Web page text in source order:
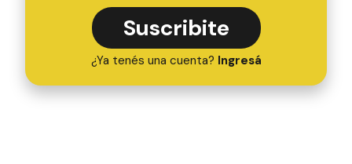
Suscribite
¿Ya tenés una cuenta? Ingresá